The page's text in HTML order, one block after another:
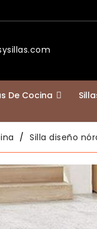
De Cocina
Silla diseño